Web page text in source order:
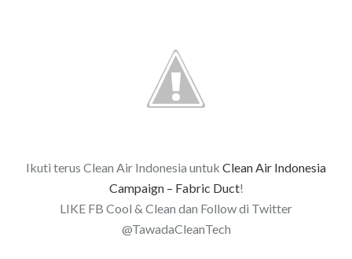
Ikuti terus Clean Air Indonesia untuk Clean Air Indonesia
Campaign – Fabric Duct!
LIKE FB Cool & Clean dan Follow di Twitter
@TawadaCleanTech